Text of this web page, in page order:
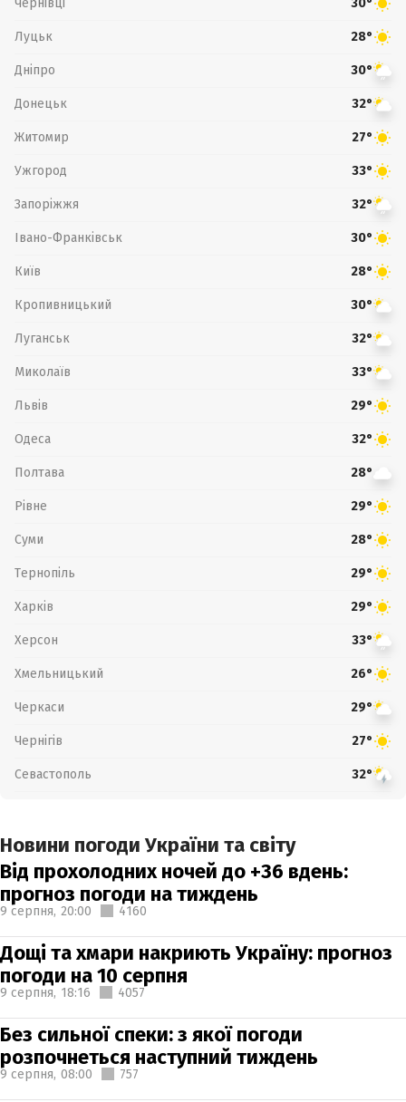
30°
Луцьк 28°
Дніпро 30°
Донецьк 32°
Житомир 27°
Ужгород 33°
Запоріжжя 32°
Івано-Франківськ 30°
Київ 28°
Кропивницький 30°
Луганськ 32°
Миколаїв 33°
Львів 29°
Одеса 32°
Полтава 28°
Рівне 29°
Суми 28°
Тернопіль 29°
Харків 29°
Херсон 33°
Хмельницький 26°
Черкаси 29°
Чернігів 27°
Севастополь 32°
Новини погоди України та світу
Від прохолодних ночей до +36 вдень:
прогноз погоди на тиждень
9 серпня, 20:00 4160
Дощі та хмари накриють Україну: прогноз
погоди на 10 серпня
9 серпня, 18:16 4057
Без сильної спеки: з якої погоди
розпочнеться наступний тиждень
9 серпня, 08:00 757